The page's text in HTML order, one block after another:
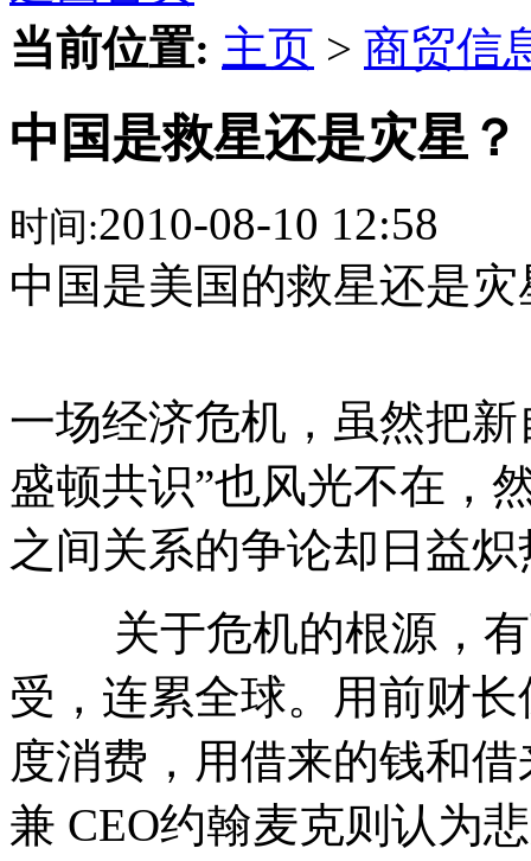
当前位置: 主页 > 商贸信
中国是救星还是灾星？
时间:2010-08-10 12:58
中国是美国的救星还是灾
一场经济危机，虽然把
盛顿共识”也风光不在，
之间关系的争论却日益炽
关于危机的根源，有
受，连累全球。用前财
度消费，用借来的钱和
兼 CEO约翰麦克则认为